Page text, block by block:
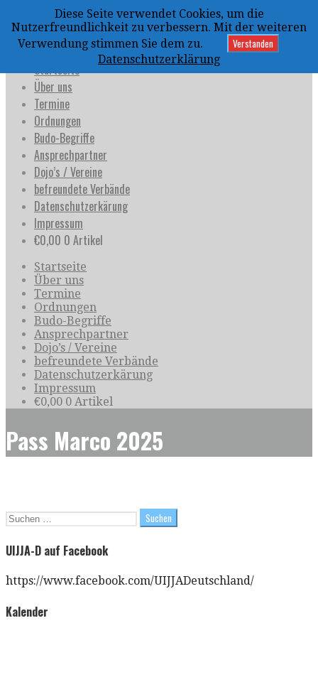
Inhalt
springen
uijja
Deutschland e.V.
Startseite
Über uns
Termine
Ordnungen
Budo-Begriffe
Ansprechpartner
Dojo’s / Vereine
befreundete Verbände
Datenschutzerkärung
Impressum
€0,00 0 Artikel
Startseite
Über uns
Termine
Ordnungen
Budo-Begriffe
Ansprechpartner
Dojo’s / Vereine
befreundete Verbände
Datenschutzerkärung
Impressum
€0,00 0 Artikel
Pass Marco 2025
Suchen
UIJJA-D auf Facebook
https://www.facebook.com/UIJJADeutschland/
Kalender
Diese Seite verwendet Cookies, um die
Nutzerfreundlichkeit zu verbessern. Mit der weiteren
Verwendung stimmen Sie dem zu.
Verstanden
Datenschutzerklärung